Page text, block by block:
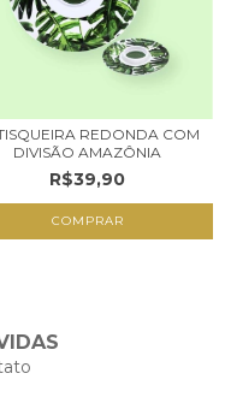
REDONDA COM
DIVISÃO AMAZÔNIA
R$39,90